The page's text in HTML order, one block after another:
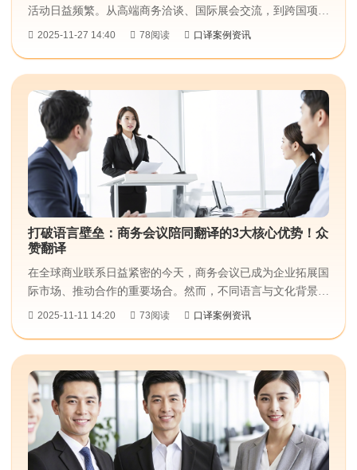
活动日益频繁。从高端商务洽谈、国际展会交流，到跨国项目
合作、商务考察访问等，不同场景对商务口译​提出了多样化需
2025-11-27 14:40 78阅读 口译案例资讯
打破语言壁垒：商务会议陪同翻译的3大核心优势！众
赞翻译
在全球商业联系日益紧密的今天，商务会议已成为企业拓展国
际市场、推动合作的重要场合。然而，不同语言与文化背景所
带来的沟通障碍，常常成为影响会议成效的“绊脚石”。。众赞
2025-11-11 14:20 73阅读 口译案例资讯